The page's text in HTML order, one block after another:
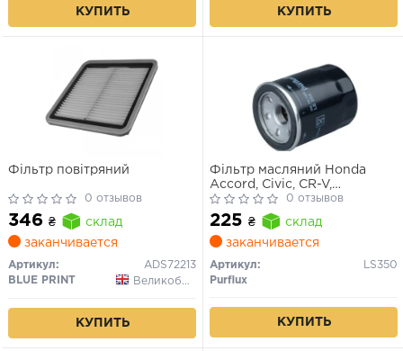
КУПИТЬ КУПИТЬ
Фільтр повітряний
0 отзывов
346 ₴
склад
заканчивается
Артикул:
ADS72213
BLUE PRINT
Великобритания
КУПИТЬ
Фільтр масляний Honda
Accord, Civic, CR-V,
CRX/Mazda 3, 60 отзывов
225 ₴
склад
заканчивается
Артикул:
LS350
Purflux
КУПИТЬ